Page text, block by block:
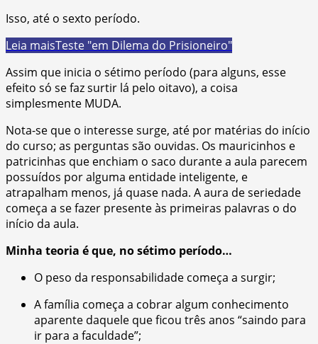
Isso, até o sexto período.
Leia maisTeste "em Dilema do Prisioneiro"
Assim que inicia o sétimo período (para alguns, esse
efeito só se faz surtir lá pelo oitavo), a coisa
simplesmente MUDA.
Nota-se que o interesse surge, até por matérias do início
do curso; as perguntas são ouvidas. Os mauricinhos e
patricinhas que enchiam o saco durante a aula parecem
possuídos por alguma entidade inteligente, e
atrapalham menos, já quase nada. A aura de seriedade
começa a se fazer presente às primeiras palavras o do
início da aula.
Minha teoria é que, no sétimo período…
O peso da responsabilidade começa a surgir;
A família começa a cobrar algum conhecimento
aparente daquele que ficou três anos “saindo para
ir para a faculdade”;